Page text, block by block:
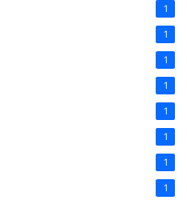
1
1
1
1
1
1
1
1